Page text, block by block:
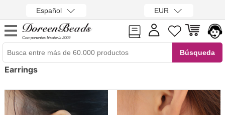
Español EUR
Componentes bisutería 2009
Earrings